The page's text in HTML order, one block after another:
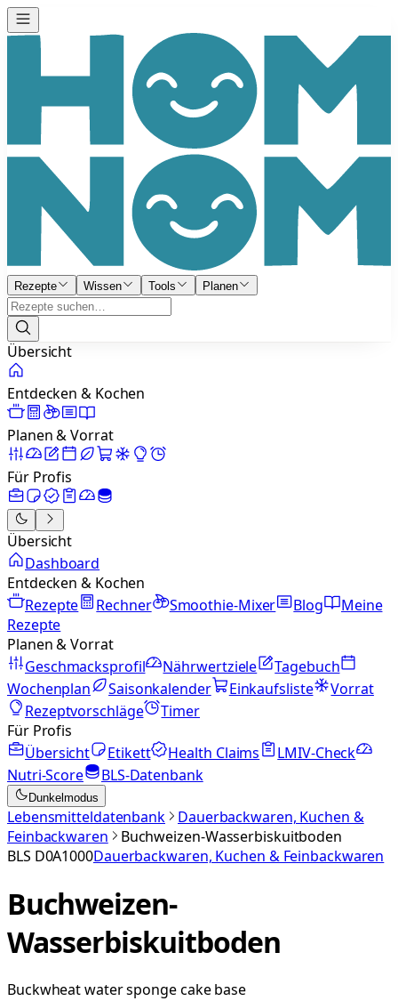
Rezepte Wissen Tools Planen
Übersicht
Entdecken & Kochen
Planen & Vorrat
Für Profis
Übersicht
Dashboard
Entdecken & Kochen
Rezepte
Rechner Smoothie-Mixer Blog
Meine
Rezepte
Planen & Vorrat
Geschmacksprofil
Nährwertziele
Tagebuch
Wochenplan
Saisonkalender Einkaufsliste
Vorrat
Rezeptvorschläge
Timer
Für Profis
Übersicht
Etikett Health Claims
LMIV-Check
Nutri-Score
BLS-Datenbank
Dunkelmodus
Lebensmitteldatenbank
Dauerbackwaren, Kuchen &
Feinbackwaren
Buchweizen-Wasserbiskuitboden
BLS D0A1000Dauerbackwaren, Kuchen & Feinbackwaren
Buchweizen-
Wasserbiskuitboden
Buckwheat water sponge cake base